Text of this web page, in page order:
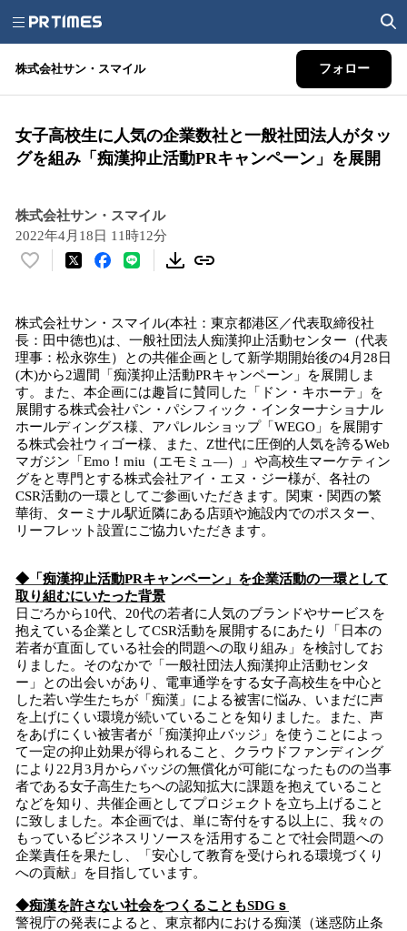
株式会社サン・スマイル フォロー
女子高校生に人気の企業数社と一般社団法人がタッ
グを組み「痴漢抑止活動PRキャンペーン」を展開
株式会社サン・スマイル
2022年4月18日 11時12分
い
！
数
を
読
み
込
み
中
で
す
株式会社サン・スマイル(本社：東京都港区／代表取締役社
長：田中徳也)は、一般社団法人痴漢抑止活動センター（代表
理事：松永弥生）との共催企画として新学期開始後の4月28日
(木)から2週間「痴漢抑止活動PRキャンペーン」を展開しま
す。また、本企画には趣旨に賛同した「ドン・キホーテ」を
展開する株式会社パン・パシフィック・インターナショナル
ホールディングス様、アパレルショップ「WEGO」を展開す
る株式会社ウィゴー様、また、Z世代に圧倒的人気を誇るWeb
マガジン「Emo！miu（エモミュ―）」や高校生マーケティン
グをと専門とする株式会社アイ・エヌ・ジー様が、各社の
CSR活動の一環としてご参画いただきます。関東・関西の繁
華街、ターミナル駅近隣にある店頭や施設内でのポスター、
リーフレット設置にご協力いただきます。
◆「痴漢抑止活動PRキャンペーン」を企業活動の一環として
取り組むにいたった背景
日ごろから10代、20代の若者に人気のブランドやサービスを
抱えている企業としてCSR活動を展開するにあたり「日本の
若者が直面している社会的問題への取り組み」を検討してお
りました。そのなかで「一般社団法人痴漢抑止活動センタ
ー」との出会いがあり、電車通学をする女子高校生を中心と
した若い学生たちが「痴漢」による被害に悩み、いまだに声
を上げにくい環境が続いていることを知りました。また、声
をあげにくい被害者が「痴漢抑止バッジ」を使うことによっ
て一定の抑止効果が得られること、クラウドファンディング
により22月3月からバッジの無償化が可能になったものの当事
者である女子高生たちへの認知拡大に課題を抱えていること
などを知り、共催企画としてプロジェクトを立ち上げること
に致しました。本企画では、単に寄付をする以上に、我々の
もっているビジネスリソースを活用することで社会問題への
企業責任を果たし、「安心して教育を受けられる環境づくり
への貢献」を目指しています。
◆痴漢を許さない社会をつくることもSDGｓ
警視庁の発表によると、東京都内における痴漢（迷惑防止条